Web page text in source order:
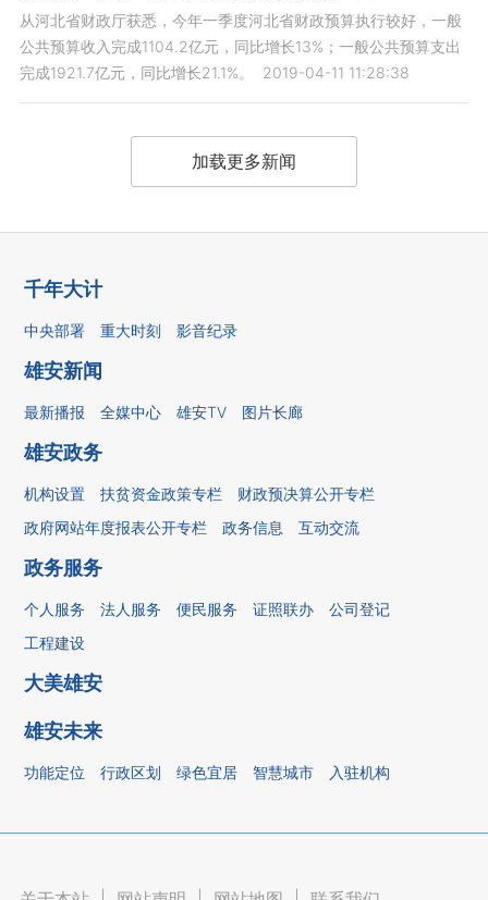
从河北省财政厅获悉，今年一季度河北省财政预算执行较好，一般
公共预算收入完成1104.2亿元，同比增长13%；一般公共预算支出
完成1921.7亿元，同比增长21.1%。
2019-04-11 11:28:38
加载更多新闻
千年大计
中央部署 重大时刻 影音纪录
雄安新闻
最新播报 全媒中心 雄安TV 图片长廊
雄安政务
机构设置 扶贫资金政策专栏
财政预决算公开专栏
政府网站年度报表公开专栏
政务信息 互动交流
政务服务
个人服务 法人服务 便民服务 证照联办
公司登记
工程建设
大美雄安
雄安未来
功能定位 行政区划 绿色宜居 智慧城市 入驻机构